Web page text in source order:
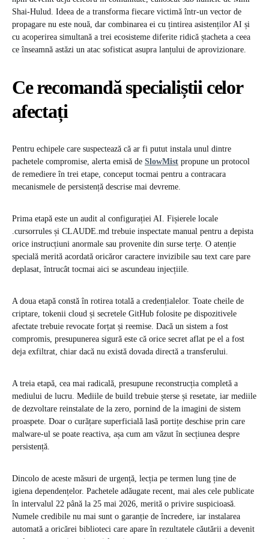
Shai-Hulud. Ideea de a transforma fiecare victimă într-un vector de
propagare nu este nouă, dar combinarea ei cu țintirea asistenților AI și
cu acoperirea simultană a trei ecosisteme diferite ridică ștacheta a ceea
ce înseamnă astăzi un atac sofisticat asupra lanțului de aprovizionare.
Ce recomandă specialiștii celor
afectați
Pentru echipele care suspectează că ar fi putut instala unul dintre
pachetele compromise, alerta emisă de SlowMist propune un protocol
de remediere în trei etape, conceput tocmai pentru a contracara
mecanismele de persistență descrise mai devreme.
Prima etapă este un audit al configurației AI. Fișierele locale
.cursorrules și CLAUDE.md trebuie inspectate manual pentru a depista
orice instrucțiuni anormale sau provenite din surse terțe. O atenție
specială merită acordată oricăror caractere invizibile sau text care pare
deplasat, întrucât tocmai aici se ascundeau injecțiile.
A doua etapă constă în rotirea totală a credențialelor. Toate cheile de
criptare, tokenii cloud și secretele GitHub folosite pe dispozitivele
afectate trebuie revocate forțat și reemise. Dacă un sistem a fost
compromis, presupunerea sigură este că orice secret aflat pe el a fost
deja exfiltrat, chiar dacă nu există dovada directă a transferului.
A treia etapă, cea mai radicală, presupune reconstrucția completă a
mediului de lucru. Mediile de build trebuie șterse și resetate, iar mediile
de dezvoltare reinstalate de la zero, pornind de la imagini de sistem
proaspete. Doar o curățare superficială lasă portițe deschise prin care
malware-ul se poate reactiva, așa cum am văzut în secțiunea despre
persistență.
Dincolo de aceste măsuri de urgență, lecția pe termen lung ține de
igiena dependențelor. Pachetele adăugate recent, mai ales cele publicate
în intervalul 22 până la 25 mai 2026, merită o privire suspicioasă.
Numele credibile nu mai sunt o garanție de încredere, iar instalarea
automată a oricărei biblioteci care apare în rezultatele căutării a devenit